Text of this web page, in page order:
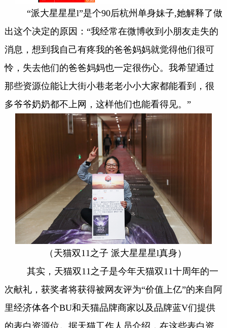
“派大星星星l”是个90后杭州单身妹子,她解释了做
出这个决定的原因：“我经常在微博收到小朋友走失的
消息，想到我自己有疼我的爸爸妈妈就觉得他们很可
怜，失去他们的爸爸妈妈也一定很伤心。我希望通过
那些资源位能让大街小巷老老小小大家都能看到，很
多爷爷奶奶都不上网，这样他们也能看得见。”
（天猫双11之子 派大星星星l真身）
其实，天猫双11之子是今年天猫双11十周年的一
次献礼，获奖者将获得被网友评为“价值上亿”的来自阿
里经济体各个BU和天猫品牌商家以及品牌蓝V们提供